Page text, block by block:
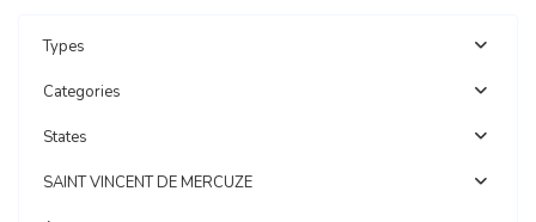
Types
Categories
States
SAINT VINCENT DE MERCUZE